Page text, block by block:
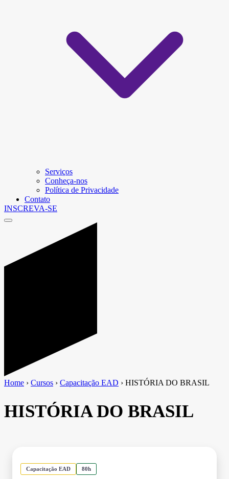
Serviços
Conheça-nos
Política de Privacidade
Contato
INSCREVA-SE
Home › Cursos › Capacitação EAD › HISTÓRIA DO BRASIL
HISTÓRIA DO BRASIL
Capacitação EAD 80h